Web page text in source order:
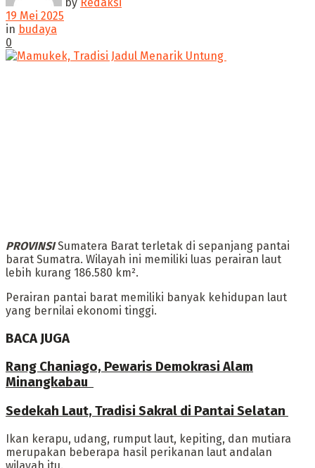
19 Mei 2025
in budaya
0
PROVINSISumatera Barat terletak di sepanjang pantai
barat Sumatra. Wilayah ini memiliki luas perairan laut
lebih kurang 186.580 km².
Perairan pantai barat memiliki banyak kehidupan laut
yang bernilai ekonomi tinggi.
BACA JUGA
Rang Chaniago, Pewaris Demokrasi Alam
Minangkabau ‎
Sedekah Laut, Tradisi Sakral di Pantai Selatan
Ikan kerapu, udang, rumput laut, kepiting, dan mutiara
merupakan beberapa hasil perikanan laut andalan